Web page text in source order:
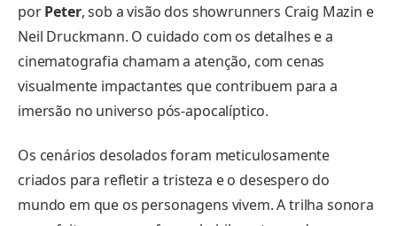
porPeter, sob a visão dos showrunners Craig Mazin e
Neil Druckmann. O cuidado com os detalhes e a
cinematografia chamam a atenção, com cenas
visualmente impactantes que contribuem para a
imersão no universo pós-apocalíptico.
Os cenários desolados foram meticulosamente
criados para refletir a tristeza e o desespero do
mundo em que os personagens vivem. A trilha sonora